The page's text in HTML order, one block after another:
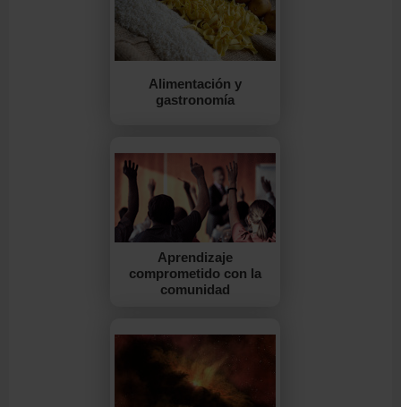
Actividades complementarias
Alimentación y
gastronomía
Aprendizaje
comprometido con la
comunidad